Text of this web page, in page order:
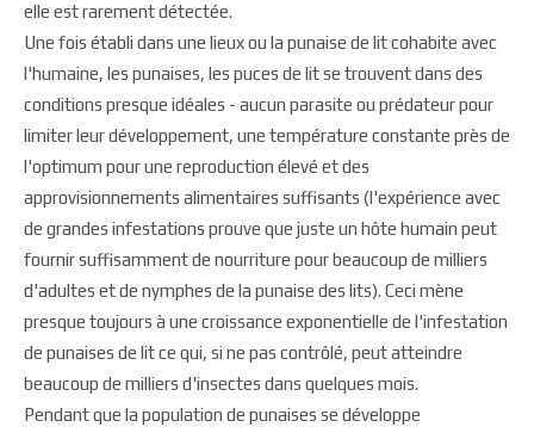
elle est rarement détectée.
Une fois établi dans une lieux ou la punaise de lit cohabite avec
l'humaine, les punaises, les puces de lit se trouvent dans des
conditions presque idéales - aucun parasite ou prédateur pour
limiter leur développement, une température constante près de
l'optimum pour une reproduction élevé et des
approvisionnements alimentaires suffisants (l'expérience avec
de grandes infestations prouve que juste un hôte humain peut
fournir suffisamment de nourriture pour beaucoup de milliers
d'adultes et de nymphes de la punaise des lits). Ceci mène
presque toujours à une croissance exponentielle de l'infestation
de punaises de lit ce qui, si ne pas contrôlé, peut atteindre
beaucoup de milliers d'insectes dans quelques mois.
Pendant que la population de punaises se développe